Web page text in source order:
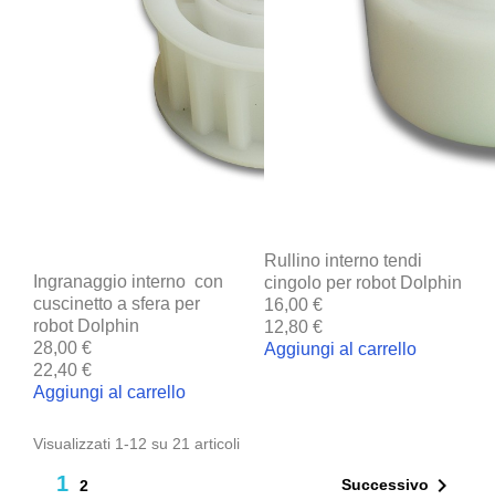
Ingranaggio interno con
cuscinetto a sfera per
robot Dolphin
28,00 €
22,40 €
Aggiungi al carrello
Rullino interno tendi
cingolo per robot Dolphin
16,00 €
12,80 €
Aggiungi al carrello
Visualizzati 1-12 su 21 articoli
1 2 Successivo 